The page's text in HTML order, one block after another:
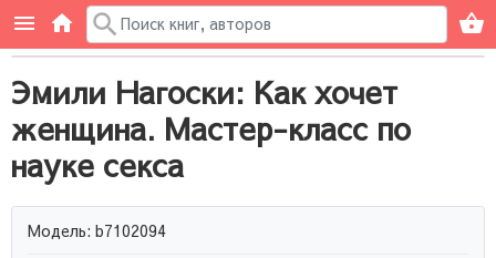
Эмили Нагоски: Как хочет
женщина. Мастер-класс по
науке секса
Модель: b7102094